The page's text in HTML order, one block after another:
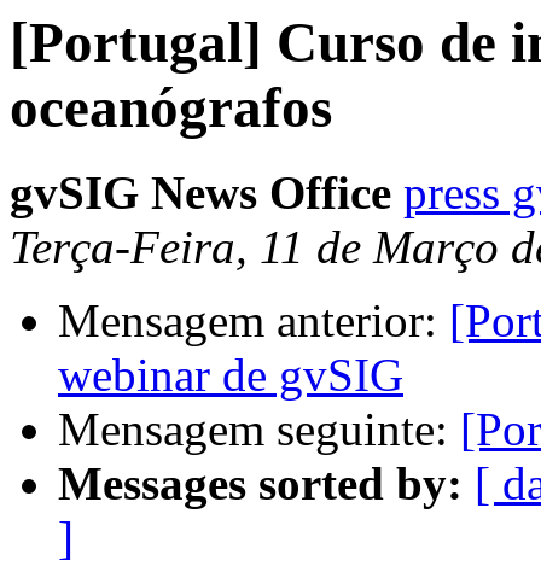
[Portugal] Curso de
oceanógrafos
gvSIG News Office press
Terça-Feira, 11 de Março
Mensagem anterior:
webinar de gvSIG
Mensagem seguinte:
Messages sorted by: [
]